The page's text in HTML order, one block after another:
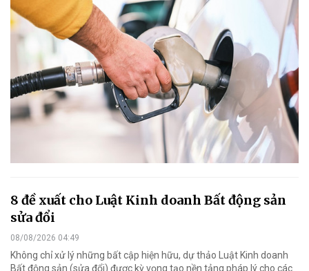
8 đề xuất cho Luật Kinh doanh Bất động sản
sửa đổi
08/08/2026 04:49
Không chỉ xử lý những bất cập hiện hữu, dự thảo Luật Kinh doanh
Bất động sản (sửa đổi) được kỳ vọng tạo nền tảng pháp lý cho các